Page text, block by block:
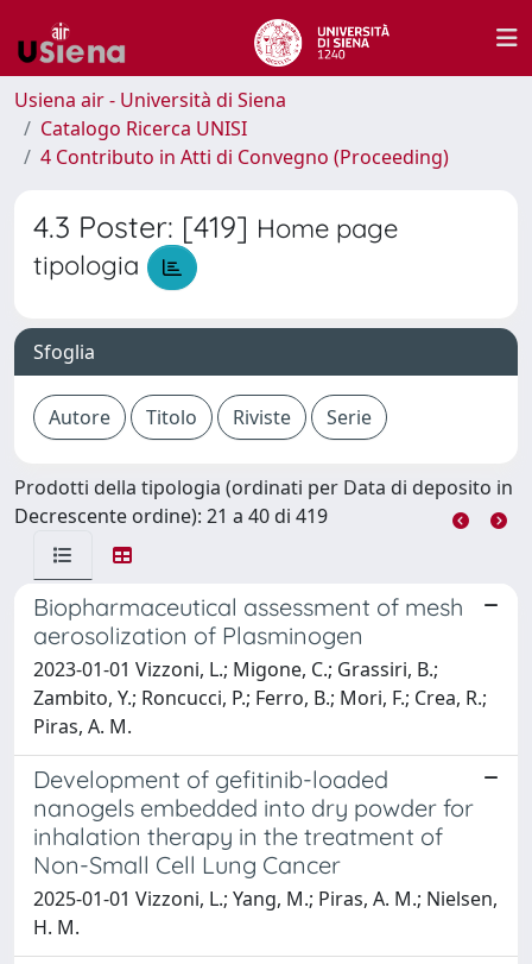
Usiena air - Università di Siena
Catalogo Ricerca UNISI
4 Contributo in Atti di Convegno (Proceeding)
4.3 Poster: [419] Home page
tipologia
Sfoglia
Prodotti della tipologia (ordinati per Data di deposito in
Decrescente ordine): 21 a 40 di 419
Biopharmaceutical assessment of mesh
aerosolization of Plasminogen
2023-01-01 Vizzoni, L.; Migone, C.; Grassiri, B.;
Zambito, Y.; Roncucci, P.; Ferro, B.; Mori, F.; Crea, R.;
Piras, A. M.
Development of gefitinib-loaded
nanogels embedded into dry powder for
inhalation therapy in the treatment of
Non-Small Cell Lung Cancer
2025-01-01 Vizzoni, L.; Yang, M.; Piras, A. M.; Nielsen,
H. M.